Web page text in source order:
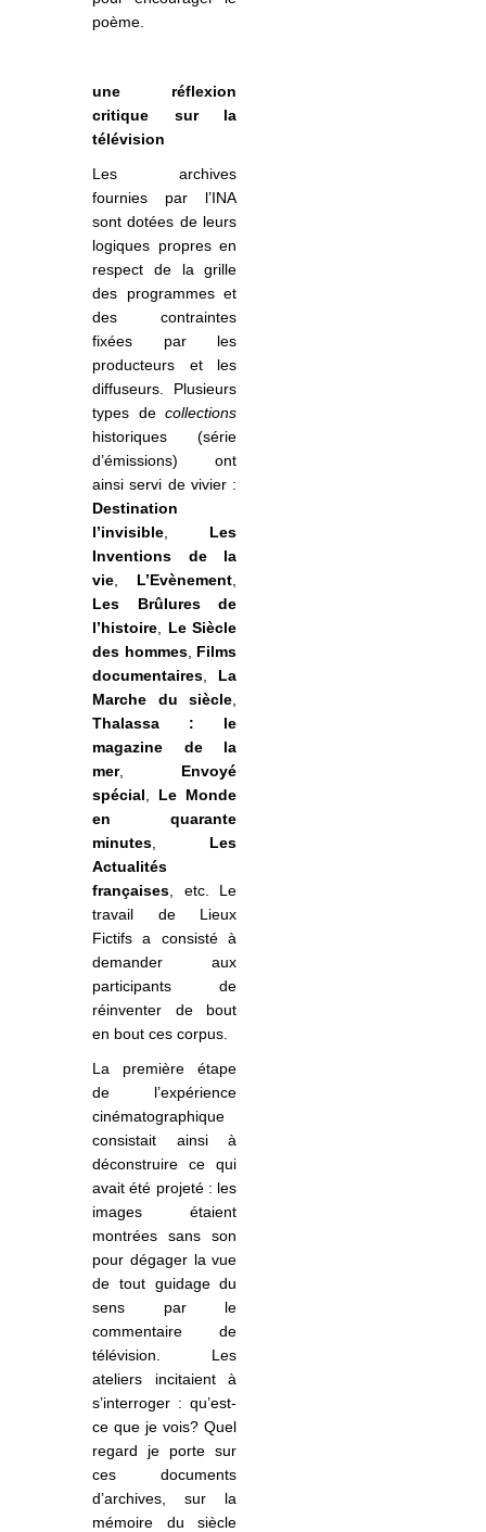
poème.
une réflexion
critique sur la
télévision
Les archives
fournies par l’INA
sont dotées de leurs
logiques propres en
respect de la grille
des programmes et
des contraintes
fixées par les
producteurs et les
diffuseurs. Plusieurs
types decollections
historiques (série
d’émissions) ont
ainsi servi de vivier :
Destination
l’invisible
Les
Inventions de la
vie
L’Evènement
Les Brûlures de
l’histoire
Le Siècle
des hommes, Films
documentaires
La
Marche du siècle
Thalassa : le
magazine de la
mer, Envoyé
spécial
Le Monde
en quarante
minutes
Les
Actualités
françaises , etc. Le
travail de Lieux
Fictifs a consisté à
demander aux
participants de
réinventer de bout
en bout ces corpus.
La première étape
de l’expérience
cinématographique
consistait ainsi à
déconstruire ce qui
avait été projeté : les
images étaient
montrées sans son
pour dégager la vue
de tout guidage du
sens par le
commentaire de
télévision. Les
ateliers incitaient à
s’interroger : qu’est-
ce que je vois? Quel
regard je porte sur
ces documents
d’archives, sur la
mémoire du siècle